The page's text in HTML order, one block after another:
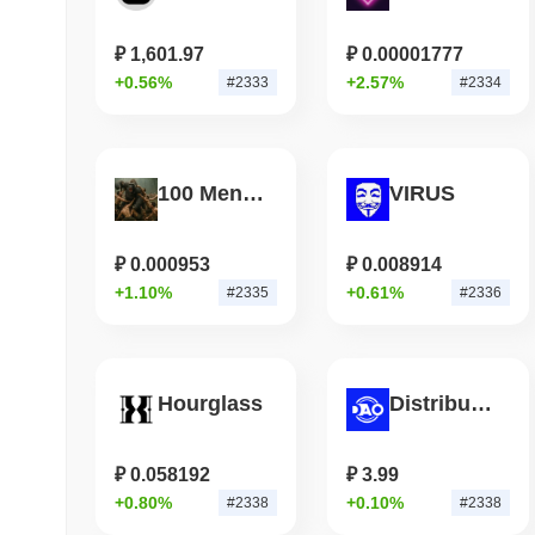
₽ 1,601.97
+0.56% #2333
₽ 0.00001777
+2.57% #2334
100 Men vs 1 Gorilla
₽ 0.000953
+1.10% #2335
VIRUS
₽ 0.008914
+0.61% #2336
Hourglass
₽ 0.058192
+0.80% #2338
Distributed Autonomous Organization
₽ 3.99
+0.10% #2338